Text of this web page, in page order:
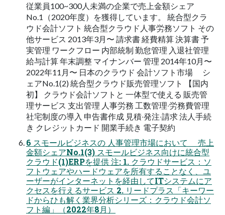
従業員100~300人未満の企業で売上金額シェア
No.1（2020年度）を獲得しています。 統合型クラ
ウド会計ソフト 統合型クラウド⼈事労務ソフト その
他サービス 2013年3⽉〜 請求書 経費精算 決算書 予
実管理 ワークフロー 内部統制 勤怠管理 ⼊退社管理
給与計算 年末調整 マイナンバー 管理 2014年10⽉〜
2022年11⽉〜 ⽇本のクラウド 会計ソフト市場 シ
ェアNo.1(2) 統合型クラウド販売管理ソフト 【国内
初】 クラウド会計ソフトと ⼀体型で使える 販売管
理サービス ⽀出管理 ⼈事労務 ⼯数管理‧労務費管理
社宅制度の導⼊ 申告書作成 ⾒積‧発注‧請求 法⼈⼿続
き クレジットカード 開業⼿続き 電⼦契約
6 スモールビジネスの ⼈事管理市場において 売上
⾦額シェアNo.1(3) スモールビジネス向けに統合型
クラウド(1)ERPを提供 注: 1. クラウドサービス：ソ
フトウェアやハードウェアを所有することなく、ユ
ーザーがインターネットを経由してITシステムにア
クセスを行えるサービス 2. リードプラス「キーワー
ドからひも解く業界分析シリーズ：クラウド会計ソ
フト編」（2022年8月）